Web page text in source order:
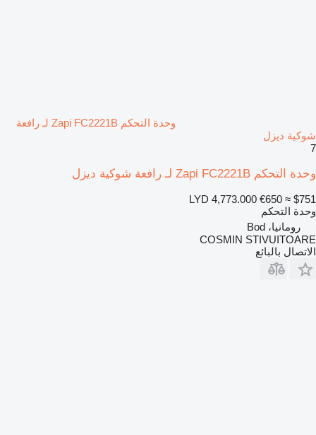
وحدة التحكم Zapi FC2221B لـ رافعة
شوكية ديزل
7
وحدة التحكم Zapi FC2221B لـ رافعة شوكية ديزل
LYD 4,773.000 €650 ≈ $751
وحدة التحكم
رومانيا، Bod
COSMIN STIVUITOARE
الاتصال بالبائع